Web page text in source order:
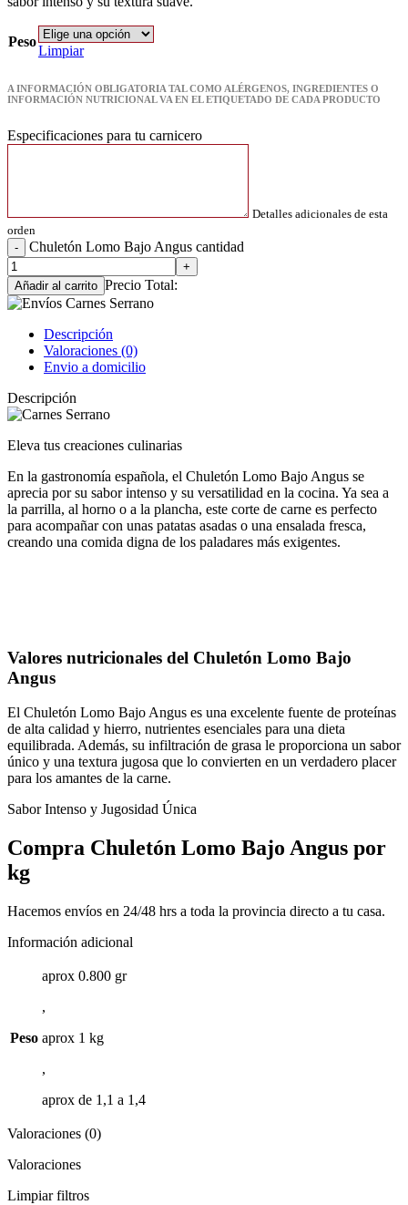
Peso
Limpiar
A INFORMACIÓN OBLIGATORIA TAL COMO ALÉRGENOS, INGREDIENTES O
INFORMACIÓN NUTRICIONAL VA EN EL ETIQUETADO DE CADA PRODUCTO
Especificaciones para tu carnicero
Detalles adicionales de esta
orden
Chuletón Lomo Bajo Angus cantidad
Añadir al carrito Precio Total:
Descripción
Valoraciones (0)
Envio a domicilio
Descripción
Eleva tus creaciones culinarias
En la gastronomía española, el Chuletón Lomo Bajo Angus se
aprecia por su sabor intenso y su versatilidad en la cocina. Ya sea a
la parrilla, al horno o a la plancha, este corte de carne es perfecto
para acompañar con unas patatas asadas o una ensalada fresca,
creando una comida digna de los paladares más exigentes.
Valores nutricionales del Chuletón Lomo Bajo
Angus
El Chuletón Lomo Bajo Angus es una excelente fuente de proteínas
de alta calidad y hierro, nutrientes esenciales para una dieta
equilibrada. Además, su infiltración de grasa le proporciona un sabor
único y una textura jugosa que lo convierten en un verdadero placer
para los amantes de la carne.
Sabor Intenso y Jugosidad Única
Compra Chuletón Lomo Bajo Angus por
kg
Hacemos envíos en 24/48 hrs a toda la provincia directo a tu casa.
Información adicional
Peso
aprox 0.800 gr
,
aprox 1 kg
,
aprox de 1,1 a 1,4
Valoraciones (0)
Valoraciones
Limpiar filtros